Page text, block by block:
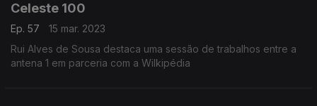
Celeste 100
Ep. 57
15 mar. 2023
Rui Alves de Sousa destaca uma sessão de trabalhos entre a
antena 1 em parceria com a Wilkipédia